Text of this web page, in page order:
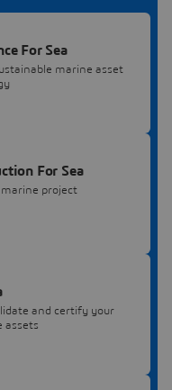
For Sea
marine asset
For Sea
project
and certify your
assets